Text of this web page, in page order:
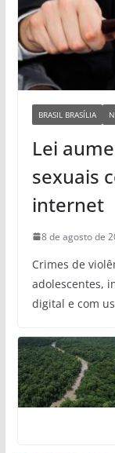
BRASIL BRASÍLIA
Lei
sexuais
internet
8 de agosto de
Crimes de
adolescentes,
digital e com